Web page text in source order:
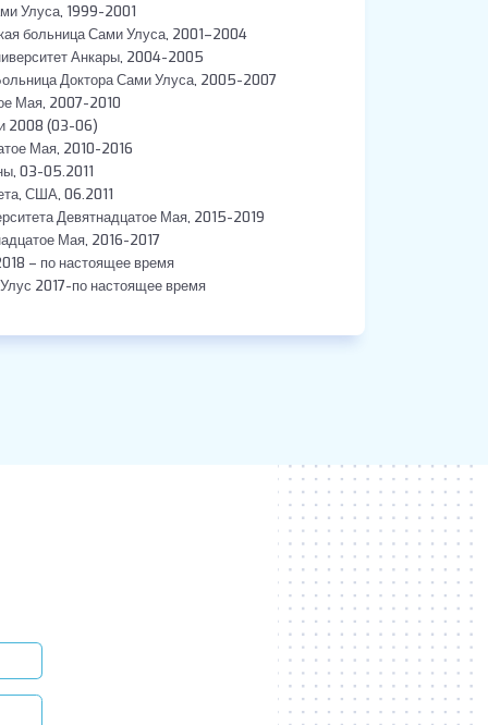
Улуса, 1999-2001
больница Сами Улуса, 2001–2004
Анкары, 2004-2005
Доктора Сами Улуса, 2005-2007
Мая, 2007-2010
2008 (03-06)
Мая, 2010-2016
03-05.2011
США, 06.2011
Девятнадцатое Мая, 2015-2019
Мая, 2016-2017
– по настоящее время
2017-по настоящее время